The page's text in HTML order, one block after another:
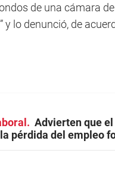
de una cámara
y lo denunció, de
Advierten que
pérdida del empleo